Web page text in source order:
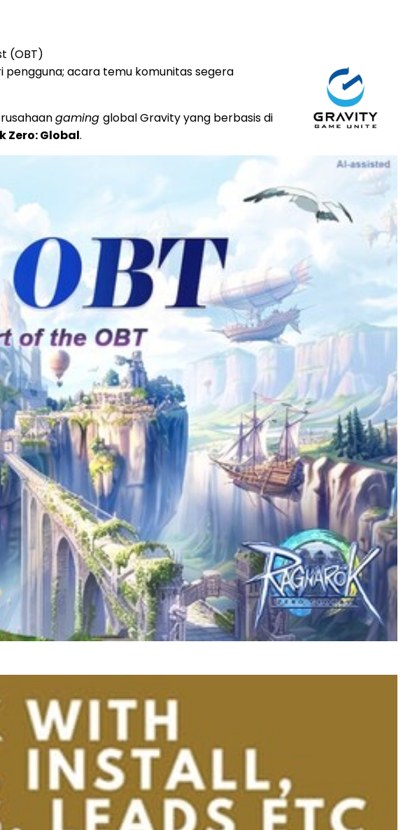
(OBT)
pengguna; acara temu komunitas segera
gaming global Gravity yang berbasis di
Zero: Global.